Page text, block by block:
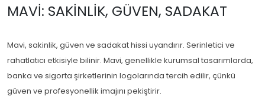
MAVI: SAKINLIK, GÜVEN, SADAKAT
Mavi, sakinlik, güven ve sadakat hissi uyandırır. Serinletici ve
rahatlatıcı etkisiyle bilinir. Mavi, genellikle kurumsal tasarımlarda,
banka ve sigorta şirketlerinin logolarında tercih edilir, çünkü
güven ve profesyonellik imajını pekiştirir.